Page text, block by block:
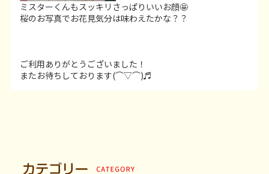
ミスターくんもスッキリさっぱりいいお顔🤩
桜のお写真でお花見気分は味わえたかな？？
ご利用ありがとうございました！
またお待ちしております(⌒▽⌒)♬